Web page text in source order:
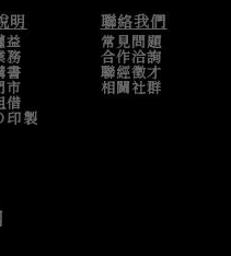
明
益
務
書
市
借
印製
聯絡我們
常見問題
合作洽詢
聯經徵才
相關社群